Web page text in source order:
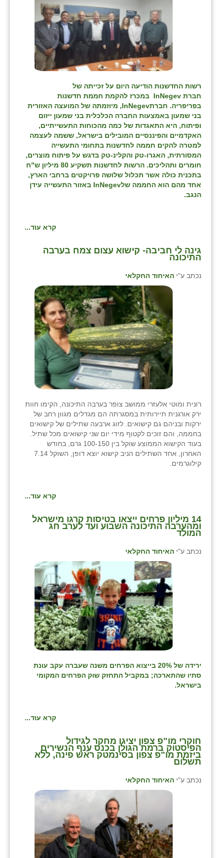
רשות החדשנות הודיעה היום על זכייתה של
חברת InNegev במכרז להקמת חממת חדשנות
בפריפריה. חברתInNegev, מיוזמתה של המועצה האזורית
בני שמעון באמצעות החברה הכלכלית בני שמעון ייזום
ופיתוח, היא התאגדות של כמה מהכוחות התעשייתיים,
האקדמיים והפיננסיים המובילים בישראל, ששמה לעצמה
למטרה להקים חממה לחדשנות בתחומי התעשייה
המסורתית, האגרו-טק והקלינ-טק בדגש על פיתוח מוצרים,
חומרים ותהליכים.
הרשות לחדשנות תשקיע 80 מיליון ש"ח
בתכנית כולה אשר תכלול שלושה פרויקטים ברחבי הארץ,
אחד מהם הוא החממה שלInNegev באזור התעשייה עידן
הנגב.
קרא עוד...
⁨גינה לי חביבה- קישוא עצום צמח בערבה
התיכונה⁩
נכתב ע"י האיחוד החקלאי
רונית ומוטי אלעזרי ממושב צופר בערבה התיכונה, הקימו חוות
ירק אורגנית תיירותית במסגרתה הם מגדלים מגוון רחב של
ירקות ובניהם גם קישואים. לזוג ארבעה שתילים של קישואים
בחממה, והם זוכים לקטוף מידי יום שני קישואים מכל שתיל.
בעוד הקישוא הממוצע שוקל בין 100-150 גרם, בחודש
האחרון, אחד השתילים הניב קישוא יוצא דופן, השוקל 7.14
קילוגרמים.
קרא עוד...
14 מיליון פרחים ייצאו בטיסות קרגו מישראל
ומהערבה התיכונה השבוע ועד לערב חג
המולד
נכתב ע"י האיחוד החקלאי
ירידה של 20% בייצוא הפרחים משנה שעברה עקב עונת
סתיו שהתארכה; במקביל התחזק שוק הפרחים המקומי
בישראל.
קרא עוד...
חוקרי מו"פ צפון יציגו מחקר לגידול
הפיסטוק ברמת הגולן בכנס ענף הנשירים
ביזמת מו"פ צפון בסינמטק ראש פינה, ללא
תשלום
נכתב ע"י האיחוד החקלאי
ֿגבעת שפירא
הדר עם
כפר אביב
כפר ביאליק
כפר הרי״ף
כפר מישר
כפר סבא (אגרא)
נווה אטי״ב
נהריה (אג״ש)
עין תמר
עמרים
קורנית